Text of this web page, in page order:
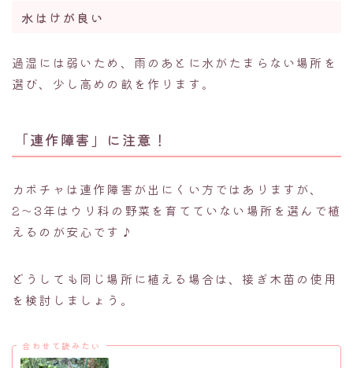
水はけが良い
過湿には弱いため、雨のあとに水がたまらない場所を
選び、少し高めの畝を作ります。
「連作障害」に注意！
カボチャは連作障害が出にくい方ではありますが、
2〜3年はウリ科の野菜を育てていない場所を選んで植
えるのが安心です♪
どうしても同じ場所に植える場合は、接ぎ木苗の使用
を検討しましょう。
合わせて読みたい